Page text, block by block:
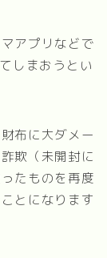
アプリなどで
しまおうとい
布に大ダメー
欺（未開封に
たものを再度
とになります